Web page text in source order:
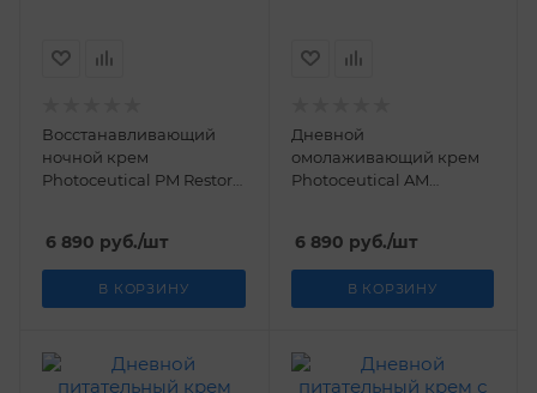
Восстанавливающий
ночной крем
Photoceutical PM Restore
6 890 руб./шт
В КОРЗИНУ
Дневной
омолаживающий крем
Photoceutical AM
6 890 руб./шт
В КОРЗИНУ